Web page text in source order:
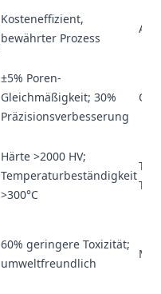
Kosteneffizient,
bewährter Prozess
±5% Poren-
Gleichmäßigkeit; 30%
Präzisionsverbesserung
Härte >2000 HV;
Temperaturbeständigkeit
>300°C
60% geringere Toxizität;
umweltfreundlich